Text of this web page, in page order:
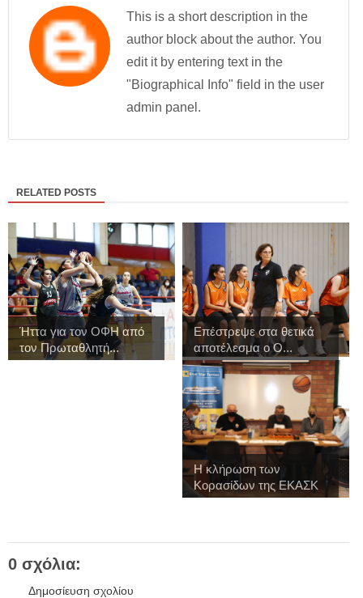
This is a short description in the
author block about the author. You
edit it by entering text in the
"Biographical Info" field in the user
admin panel.
RELATED POSTS
Ήττα για τον ΟΦΗ από
τον Πρωταθλητή...
Επέστρεψε στα θετικά
αποτέλεσμα ο Ο...
Η κλήρωση των
Κορασίδων της ΕΚΑΣΚ
γ...
0 σχόλια:
Δημοσίευση σχολίου